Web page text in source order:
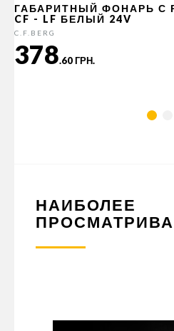
ГАБАРИТНЫЙ ФОНАРЬ С
CF - LF БЕЛЫЙ 24V
C.F.BERG
378.60 ГРН.
НАИБОЛЕЕ